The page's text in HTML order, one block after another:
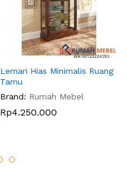
Lemari Hias Minimalis Ruang
Tamu
Brand: Rumah Mebel
Rp4.250.000